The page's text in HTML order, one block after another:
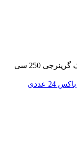
انرژی زا ارگانیک گرینرجی 250 سی